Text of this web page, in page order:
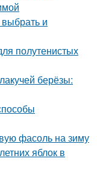
и
полутенистых
берёзы:
фасоль на зиму
яблок в